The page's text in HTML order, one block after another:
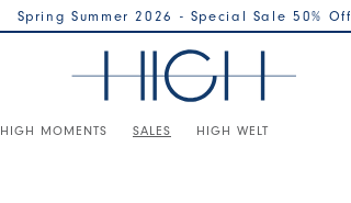
Spring Summer 2026 - Special Sale 50% Off
HIGH MOMENTS SALES HIGH WELT